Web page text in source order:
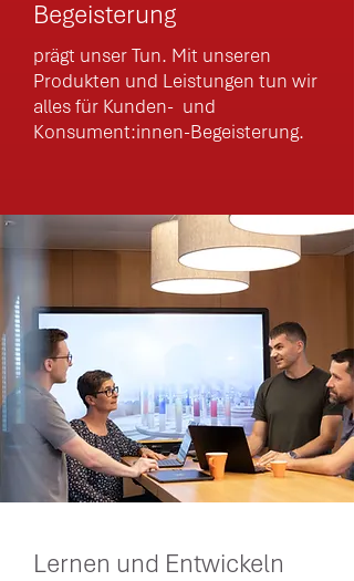
Begeisterung
prägt unser Tun. Mit unseren
Produkten und Leistungen tun wir
alles für Kunden- und
Konsument:innen-Begeisterung.
Lernen und Entwickeln